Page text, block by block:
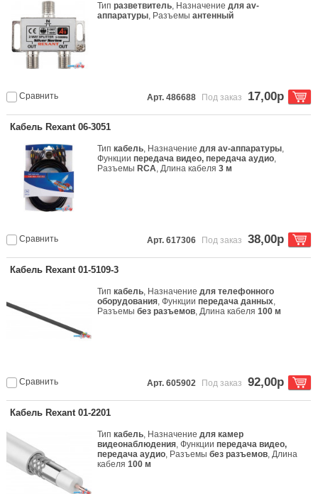
Типразветвитель, Назначениедля av-
аппаратуры, Разъемыантенный
Сравнить Арт. 486688 Под заказ 17,00р
Кабель Rexant 06-3051
Типкабель, Назначениедля av-аппаратуры,
Функциипередача видео, передача аудио,
Разъемы RCA, Длина кабеля3 м
Сравнить Арт. 617306 Под заказ 38,00р
Кабель Rexant 01-5109-3
Типкабель, Назначениедля телефонного
оборудования, Функциипередача данных,
Разъемыбез разъемов, Длина кабеля100 м
Сравнить Арт. 605902 Под заказ 92,00р
Кабель Rexant 01-2201
Типкабель, Назначениедля камер
видеонаблюдения, Функциипередача видео,
передача аудио, Разъемыбез разъемов, Длина
кабеля100 м